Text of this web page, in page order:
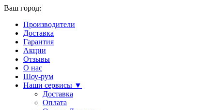
Ваш город:
Производители
Доставка
Гарантия
Акции
Отзывы
О нас
Шоу-рум
Наши сервисы ▼
Доставка
Оплата